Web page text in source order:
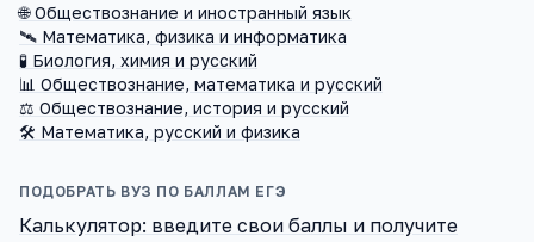
🌐 Обществознание и иностранный язык
🛰️ Математика, физика и информатика
🧪 Биология, химия и русский
📊 Обществознание, математика и русский
⚖️ Обществознание, история и русский
🛠️ Математика, русский и физика
ПОДОБРАТЬ ВУЗ ПО БАЛЛАМ ЕГЭ
Калькулятор: введите свои баллы и получите